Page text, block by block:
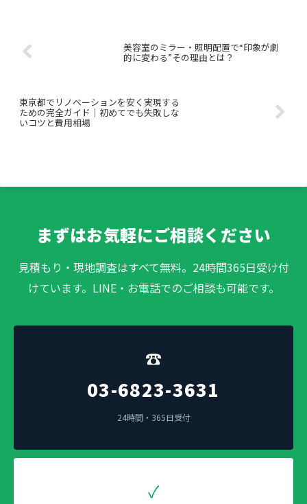
美容室のミラー・照明配置で“印象が劇
的に変わる”その理由とは？
東京都でリノベーションを安く実現する
ための完全ガイド｜初めてでも失敗しな
いコツと費用相場
まずはお気軽にご相談ください
見積もり・現地調査はすべて無料。24時間365日受け付
けています。LINE・お電話でのご相談も可能です。
☎
03-6823-3631
24時間・365日受付
✓